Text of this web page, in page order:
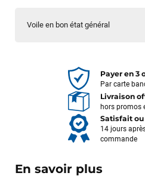
Voile en bon état général
Payer en 3
Par carte
Livraison
hors promos
Satisfait
14 jours
commande
En savoir plus